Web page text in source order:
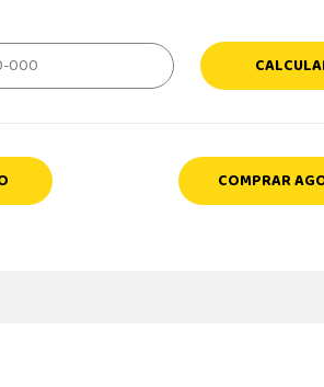
COMPRAR